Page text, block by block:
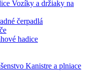
Vozíky a držiaky na
čerpadlá
hadice
Kanistre a plniace